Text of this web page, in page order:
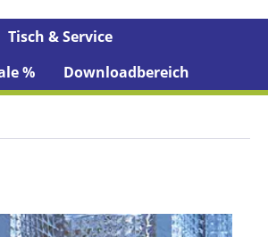
Tisch & Service
% Downloadbereich